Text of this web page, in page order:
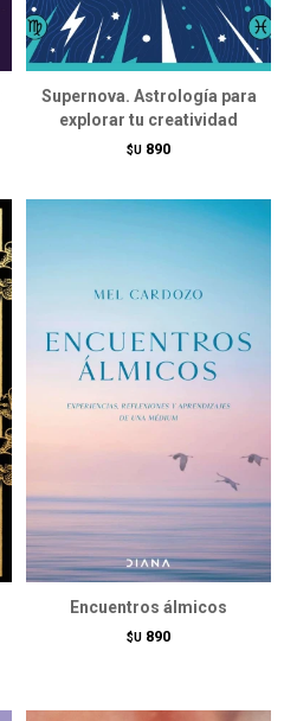
Supernova. Astrología para
explorar tu creatividad
$U 890
Encuentros álmicos
$U 890